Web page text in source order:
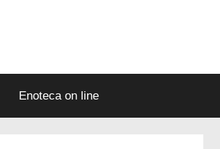
Enoteca on line